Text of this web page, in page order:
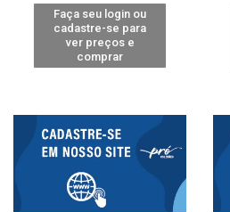
Faça seu login ou
cadastre-se para
ver preços e
comprar